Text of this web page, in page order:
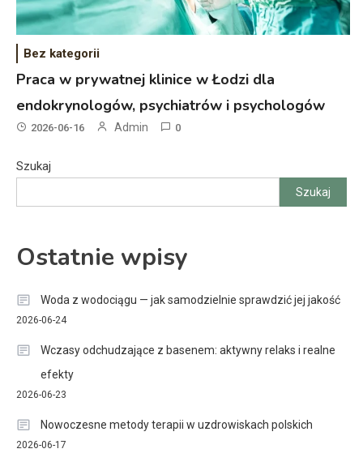
Bez kategorii
Praca w prywatnej klinice w Łodzi dla
endokrynologów, psychiatrów i psychologów
2026-06-16 Admin 0
Szukaj
Szukaj
Ostatnie wpisy
Woda z wodociągu — jak samodzielnie sprawdzić jej jakość
2026-06-24
Wczasy odchudzające z basenem: aktywny relaks i realne
efekty
2026-06-23
Nowoczesne metody terapii w uzdrowiskach polskich
2026-06-17